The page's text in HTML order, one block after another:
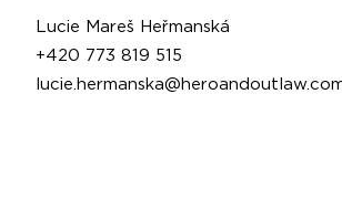
Lucie Mareš Heřmanská
+420 773 819 515